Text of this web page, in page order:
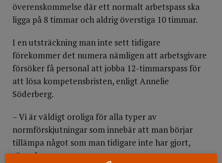
överenskommelse där ett normalt arbetspass ska
ligga på 8 timmar och aldrig överstiga 10 timmar.
I en utsträckning man inte sett tidigare
förekommer det numera nämligen att arbetsgivare
försöker få personal att jobba 12-timmarspass för
att lösa kompetensbristen, enligt Annelie
Söderberg.
– Vi är väldigt oroliga för alla typer av
normförskjutningar som innebär att man börjar
tillämpa något som man tidigare inte har gjort,
säger hon.